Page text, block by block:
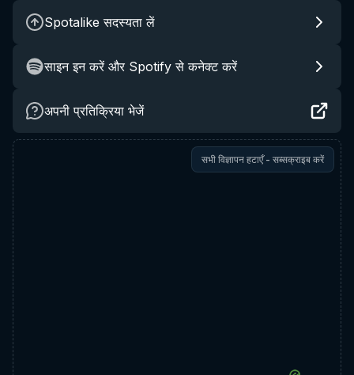
Spotalike सदस्यता लें
साइन इन करें और Spotify से कनेक्ट करें
अपनी प्रतिक्रिया भेजें
सभी विज्ञापन हटाएँ - सब्सक्राइब करें